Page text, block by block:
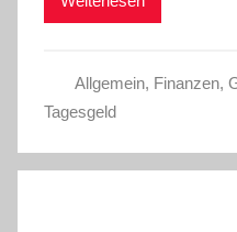
Allgemein, Finanzen,
Tagesgeld